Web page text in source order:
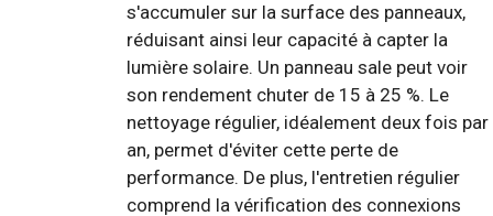
s'accumuler sur la surface des panneaux,
réduisant ainsi leur capacité à capter la
lumière solaire. Un panneau sale peut voir
son rendement chuter de 15 à 25 %. Le
nettoyage régulier, idéalement deux fois par
an, permet d'éviter cette perte de
performance. De plus, l'entretien régulier
comprend la vérification des connexions